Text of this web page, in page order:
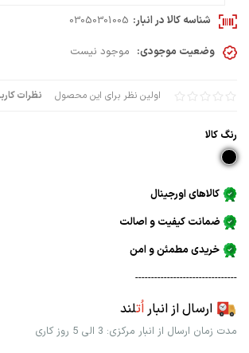
اولین نظر برای این محصول نظرات
رنگ كالا
کالاهای اورجینال
ضمانت کیفیت و اصالت
خریدی مطمئن و امن
--------------------------------
ارسال از انباراُتلند
مدت زمان ارسال از انبار مرکزی: 3 الی 5 روز کاری
شناسه کالا در انبار: 03050301005
وضعیت موجودی: موجود نیست